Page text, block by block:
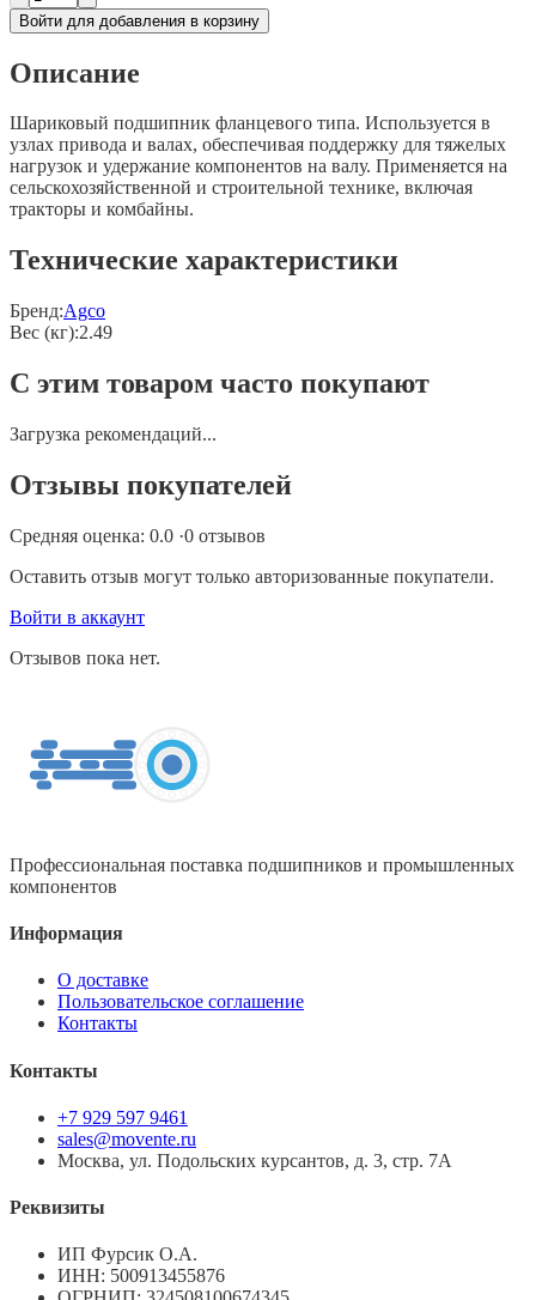
Войти для добавления в корзину
Описание
Шариковый подшипник фланцевого типа. Используется в
узлах привода и валах, обеспечивая поддержку для тяжелых
нагрузок и удержание компонентов на валу. Применяется на
сельскохозяйственной и строительной технике, включая
тракторы и комбайны.
Технические характеристики
Бренд:Agco
Вес (кг):2.49
С этим товаром часто покупают
Загрузка рекомендаций...
Отзывы покупателей
Средняя оценка: 0.0 ·0 отзывов
Оставить отзыв могут только авторизованные покупатели.
Войти в аккаунт
Отзывов пока нет.
Профессиональная поставка подшипников и промышленных
компонентов
Информация
О доставке
Пользовательское соглашение
Контакты
Контакты
+7 929 597 9461
sales@movente.ru
Москва, ул. Подольских курсантов, д. 3, стр. 7А
Реквизиты
ИП Фурсик О.А.
ИНН: 500913455876